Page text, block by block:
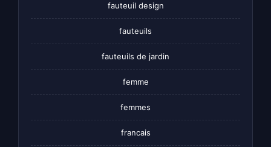
fauteuil design
fauteuils
fauteuils de jardin
femme
femmes
francais